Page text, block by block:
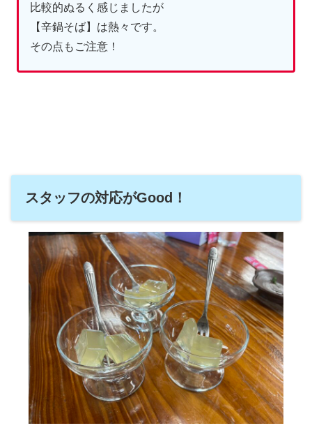
比較的ぬるく感じましたが
【辛鍋そば】は熱々です。
その点もご注意！
スタッフの対応がGood！